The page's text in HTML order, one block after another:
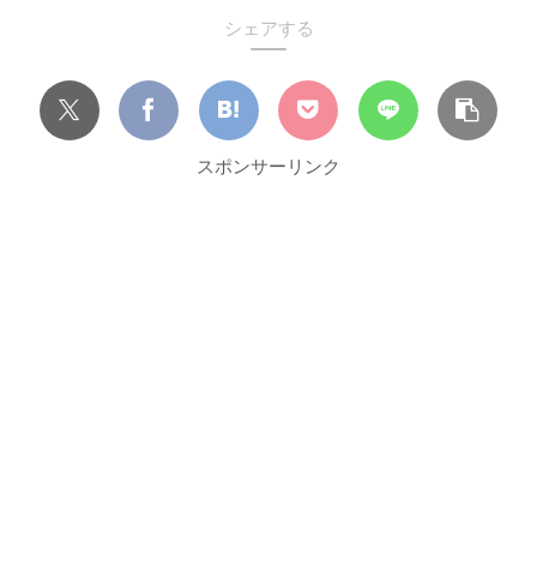
シェアする
スポンサーリンク